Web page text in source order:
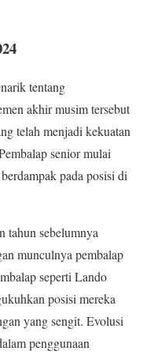
tentang
akhir musim tersebut
telah menjadi kekuatan
senior mulai
pada posisi di
tahun sebelumnya
munculnya pembalap
seperti Lando
posisi mereka
yang sengit. Evolusi
penggunaan